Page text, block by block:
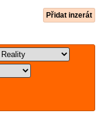
Přidat inzerát